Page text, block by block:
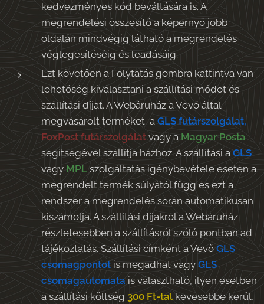
kedvezményes kód beváltására is. A
megrendelési összesítő a képernyő jobb
oldalán mindvégig látható a megrendelés
véglegesítéséig és leadásáig.
Ezt követően a Folytatás gombra kattintva van
lehetőség kiválasztani a szállítási módot és
szállítási díjat. A Webáruház a Vevő által
megvásárolt terméket a GLS futárszolgálat,
FoxPost futárszolgálat vagy a Magyar Posta
segítségével szállítja házhoz. A szállítási a GLS
vagy MPL szolgáltatás igénybevétele esetén a
megrendelt termék súlyától függ és ezt a
rendszer a megrendelés során automatikusan
kiszámolja. A szállítási díjakról a Webáruház
részletesebben a szállításról szóló pontban ad
tájékoztatás. Szállítási címként a Vevő GLS
csomagpontot is megadhat vagy GLS
csomagautomata is választható, ilyen esetben
a szállítási költség 300 Ft-talkevesebbe kerül,